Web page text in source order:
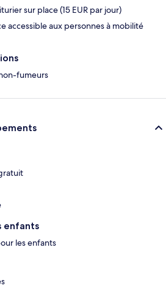
sur place (15 EUR par jour)
accessible aux personnes à mobilité
fumeurs
enfants
les enfants